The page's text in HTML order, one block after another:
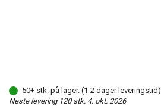
50+ stk. på lager. (1-2 dager leveringstid)
Neste levering 120 stk. 4. okt. 2026